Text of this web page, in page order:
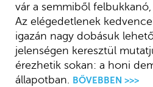
vár a semmiből
Az elégedetlenek
igazán nagy dobásuk
jelenségen keresztül
érezhetik sokan: a honi
állapotban. BŐVEBBEN >>>